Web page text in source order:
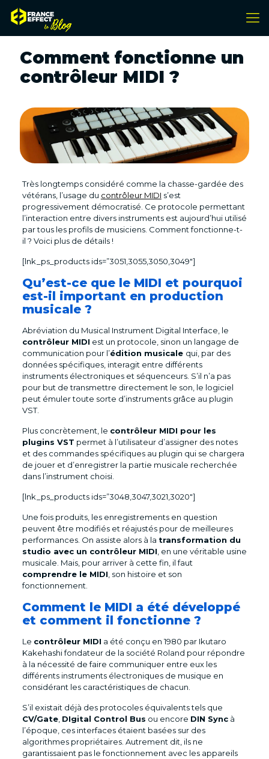
Comment fonctionne un
contrôleur MIDI ?
Très longtemps considéré comme la chasse-gardée des
vétérans, l’usage du contrôleur MIDI s’est
progressivement démocratisé. Ce protocole permettant
l’interaction entre divers instruments est aujourd’hui utilisé
par tous les profils de musiciens. Comment fonctionne-t-
il ? Voici plus de détails !
[lnk_ps_products ids=”3051,3055,3050,3049″]
Qu’est-ce que le MIDI et pourquoi
est-il important en production
musicale ?
Abréviation du Musical Instrument Digital Interface, le
contrôleur MIDI est un protocole, sinon un langage de
communication pour l’édition musicale qui, par des
données spécifiques, interagit entre différents
instruments électroniques et séquenceurs. S’il n’a pas
pour but de transmettre directement le son, le logiciel
peut émuler toute sorte d’instruments grâce au plugin
VST.
Plus concrètement, le contrôleur MIDI pour les
plugins VST permet à l’utilisateur d’assigner des notes
et des commandes spécifiques au plugin qui se chargera
de jouer et d’enregistrer la partie musicale recherchée
dans l’instrument choisi.
[lnk_ps_products ids=”3048,3047,3021,3020″]
Une fois produits, les enregistrements en question
peuvent être modifiés et réajustés pour de meilleures
performances. On assiste alors à la transformation du
studio avec un contrôleur MIDI , en une véritable usine
musicale. Mais, pour arriver à cette fin, il faut
comprendre le MIDI , son histoire et son
fonctionnement.
Comment le MIDI a été développé
et comment il fonctionne ?
Le contrôleur MIDI a été conçu en 1980 par Ikutaro
Kakehashi fondateur de la société Roland pour répondre
à la nécessité de faire communiquer entre eux les
différents instruments électroniques de musique en
considérant les caractéristiques de chacun.
S’il existait déjà des protocoles équivalents tels que
CV/Gate, DIgital Control Bus ou encore DIN Syncà
l’époque, ces interfaces étaient basées sur des
algorithmes propriétaires. Autrement dit, ils ne
garantissaient pas le fonctionnement avec les appareils